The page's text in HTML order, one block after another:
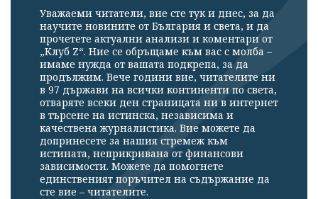
Уважаеми читатели, вие сте тук и днес, за да
научите новините от България и света, и да
прочетете актуални анализи и коментари от
„Клуб Z“. Ние се обръщаме към вас с молба –
имаме нужда от вашата подкрепа, за да
продължим. Вече години вие, читателите ни
в 97 държави на всички континенти по света,
отваряте всеки ден страницата ни в интернет
в търсене на истинска, независима и
качествена журналистика. Вие можете да
допринесете за нашия стремеж към
истината, неприкривана от финансови
зависимости. Можете да помогнете
единственият поръчител на съдържание да
сте вие – читателите.